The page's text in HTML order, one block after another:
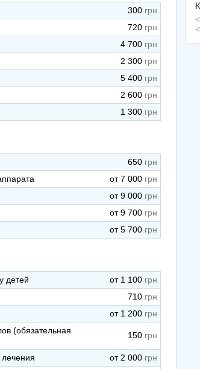
300
720
4 700
2 300
5 400
2 600
1 300
650
от 7 000
от 9 000
от 9 700
от 5 700
детей
от 1 100
710
от 1 200
(обязательная
150
от 2 000